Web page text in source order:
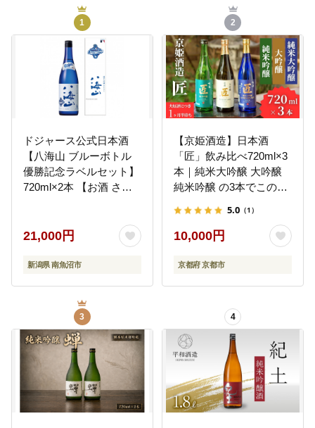
1
ドジャース公式日本酒
【八海山 ブルーボトル
優勝記念ラベルセット】
720ml×2本 【お酒 さけ
無料 ドジャース ロサン
ゼルス ワールドシリー
ズ 優勝】
21,000円
新潟県 南魚沼市
2
【京姫酒造】日本酒
「匠」飲み比べ720ml×3
本｜純米大吟醸 大吟醸
純米吟醸 の3本でこの寄
価レビュー多数 [ 京都 伏
見 酒蔵 お酒 日本酒 お取
り寄せ 通販 送料無料 ふ
るさと納税 ］
5.0 （1）
10,000円
京都府 京都市
3 4